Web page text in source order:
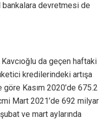
devretmesi de
Kavcıoğlu da geçen haftaki
kredilerindeki artışa
Kasım 2020’de 675.2
Mart 2021’de 692 milyar
ve mart aylarında